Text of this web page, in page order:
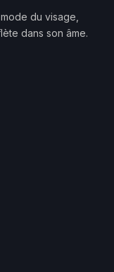
du visage,
dans son âme.